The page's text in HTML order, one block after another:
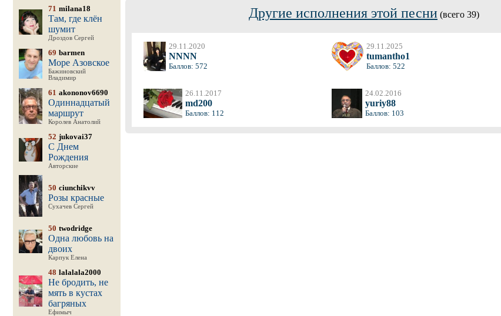
71 milana18
Там, где клён
шумит
Дроздов Сергей
69 barmen
Море Азовское
Бажиновский
Владимир
61 akononov6690
Одиннадцатый
маршрут
Королев Анатолий
52 jukovai37
С Днем
Рождения
Авторские
50 ciunchikvv
Розы красные
Сухачев Сергей
50 twodridge
Одна любовь на
двоих
Карпук Елена
48 lalalala2000
Не бродить, не
мять в кустах
багряных
Ефимыч
Другие исполнения этой песни (всего 39)
29.11.2020
NNNN
Баллов: 572
29.11.2025
tumantho1
Баллов: 522
26.11.2017
md200
Баллов: 112
24.02.2016
yuriy88
Баллов: 103